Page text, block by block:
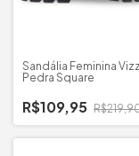
Sandália Feminina
Pedra Square
R$109,95